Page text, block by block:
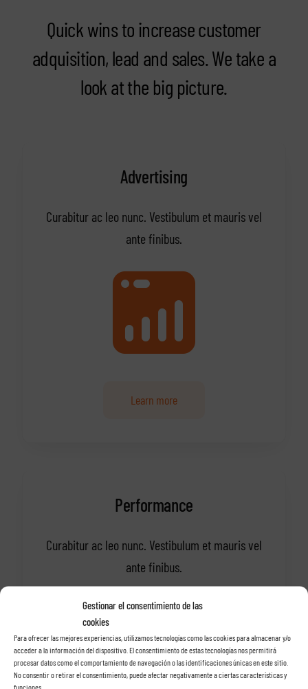
Gestionar el consentimiento de las
cookies
Para ofrecer las mejores experiencias, utilizamos tecnologías como las cookies para almacenar y/o
acceder a la información del dispositivo. El consentimiento de estas tecnologías nos permitirá
procesar datos como el comportamiento de navegación o las identificaciones únicas en este sitio.
No consentir o retirar el consentimiento, puede afectar negativamente a ciertas características y
funciones.
Quick wins to increase customer
adquisition, lead and sales. We take a
look at the big picture.
Advertising
Curabitur ac leo nunc. Vestibulum et mauris vel
ante finibus.
Learn more
Performance
Curabitur ac leo nunc. Vestibulum et mauris vel
ante finibus.